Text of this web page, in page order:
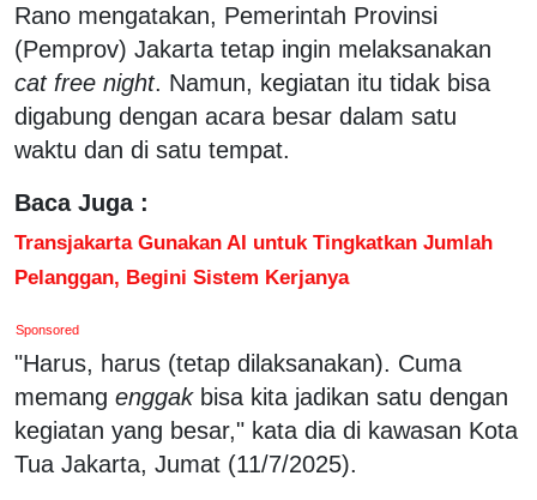
Rano mengatakan, Pemerintah Provinsi
(Pemprov) Jakarta tetap ingin melaksanakan
cat free night. Namun, kegiatan itu tidak bisa
digabung dengan acara besar dalam satu
waktu dan di satu tempat.
Baca Juga :
Transjakarta Gunakan AI untuk Tingkatkan Jumlah
Pelanggan, Begini Sistem Kerjanya
Sponsored
"Harus, harus (tetap dilaksanakan). Cuma
memang enggakbisa kita jadikan satu dengan
kegiatan yang besar," kata dia di kawasan Kota
Tua Jakarta, Jumat (11/7/2025).